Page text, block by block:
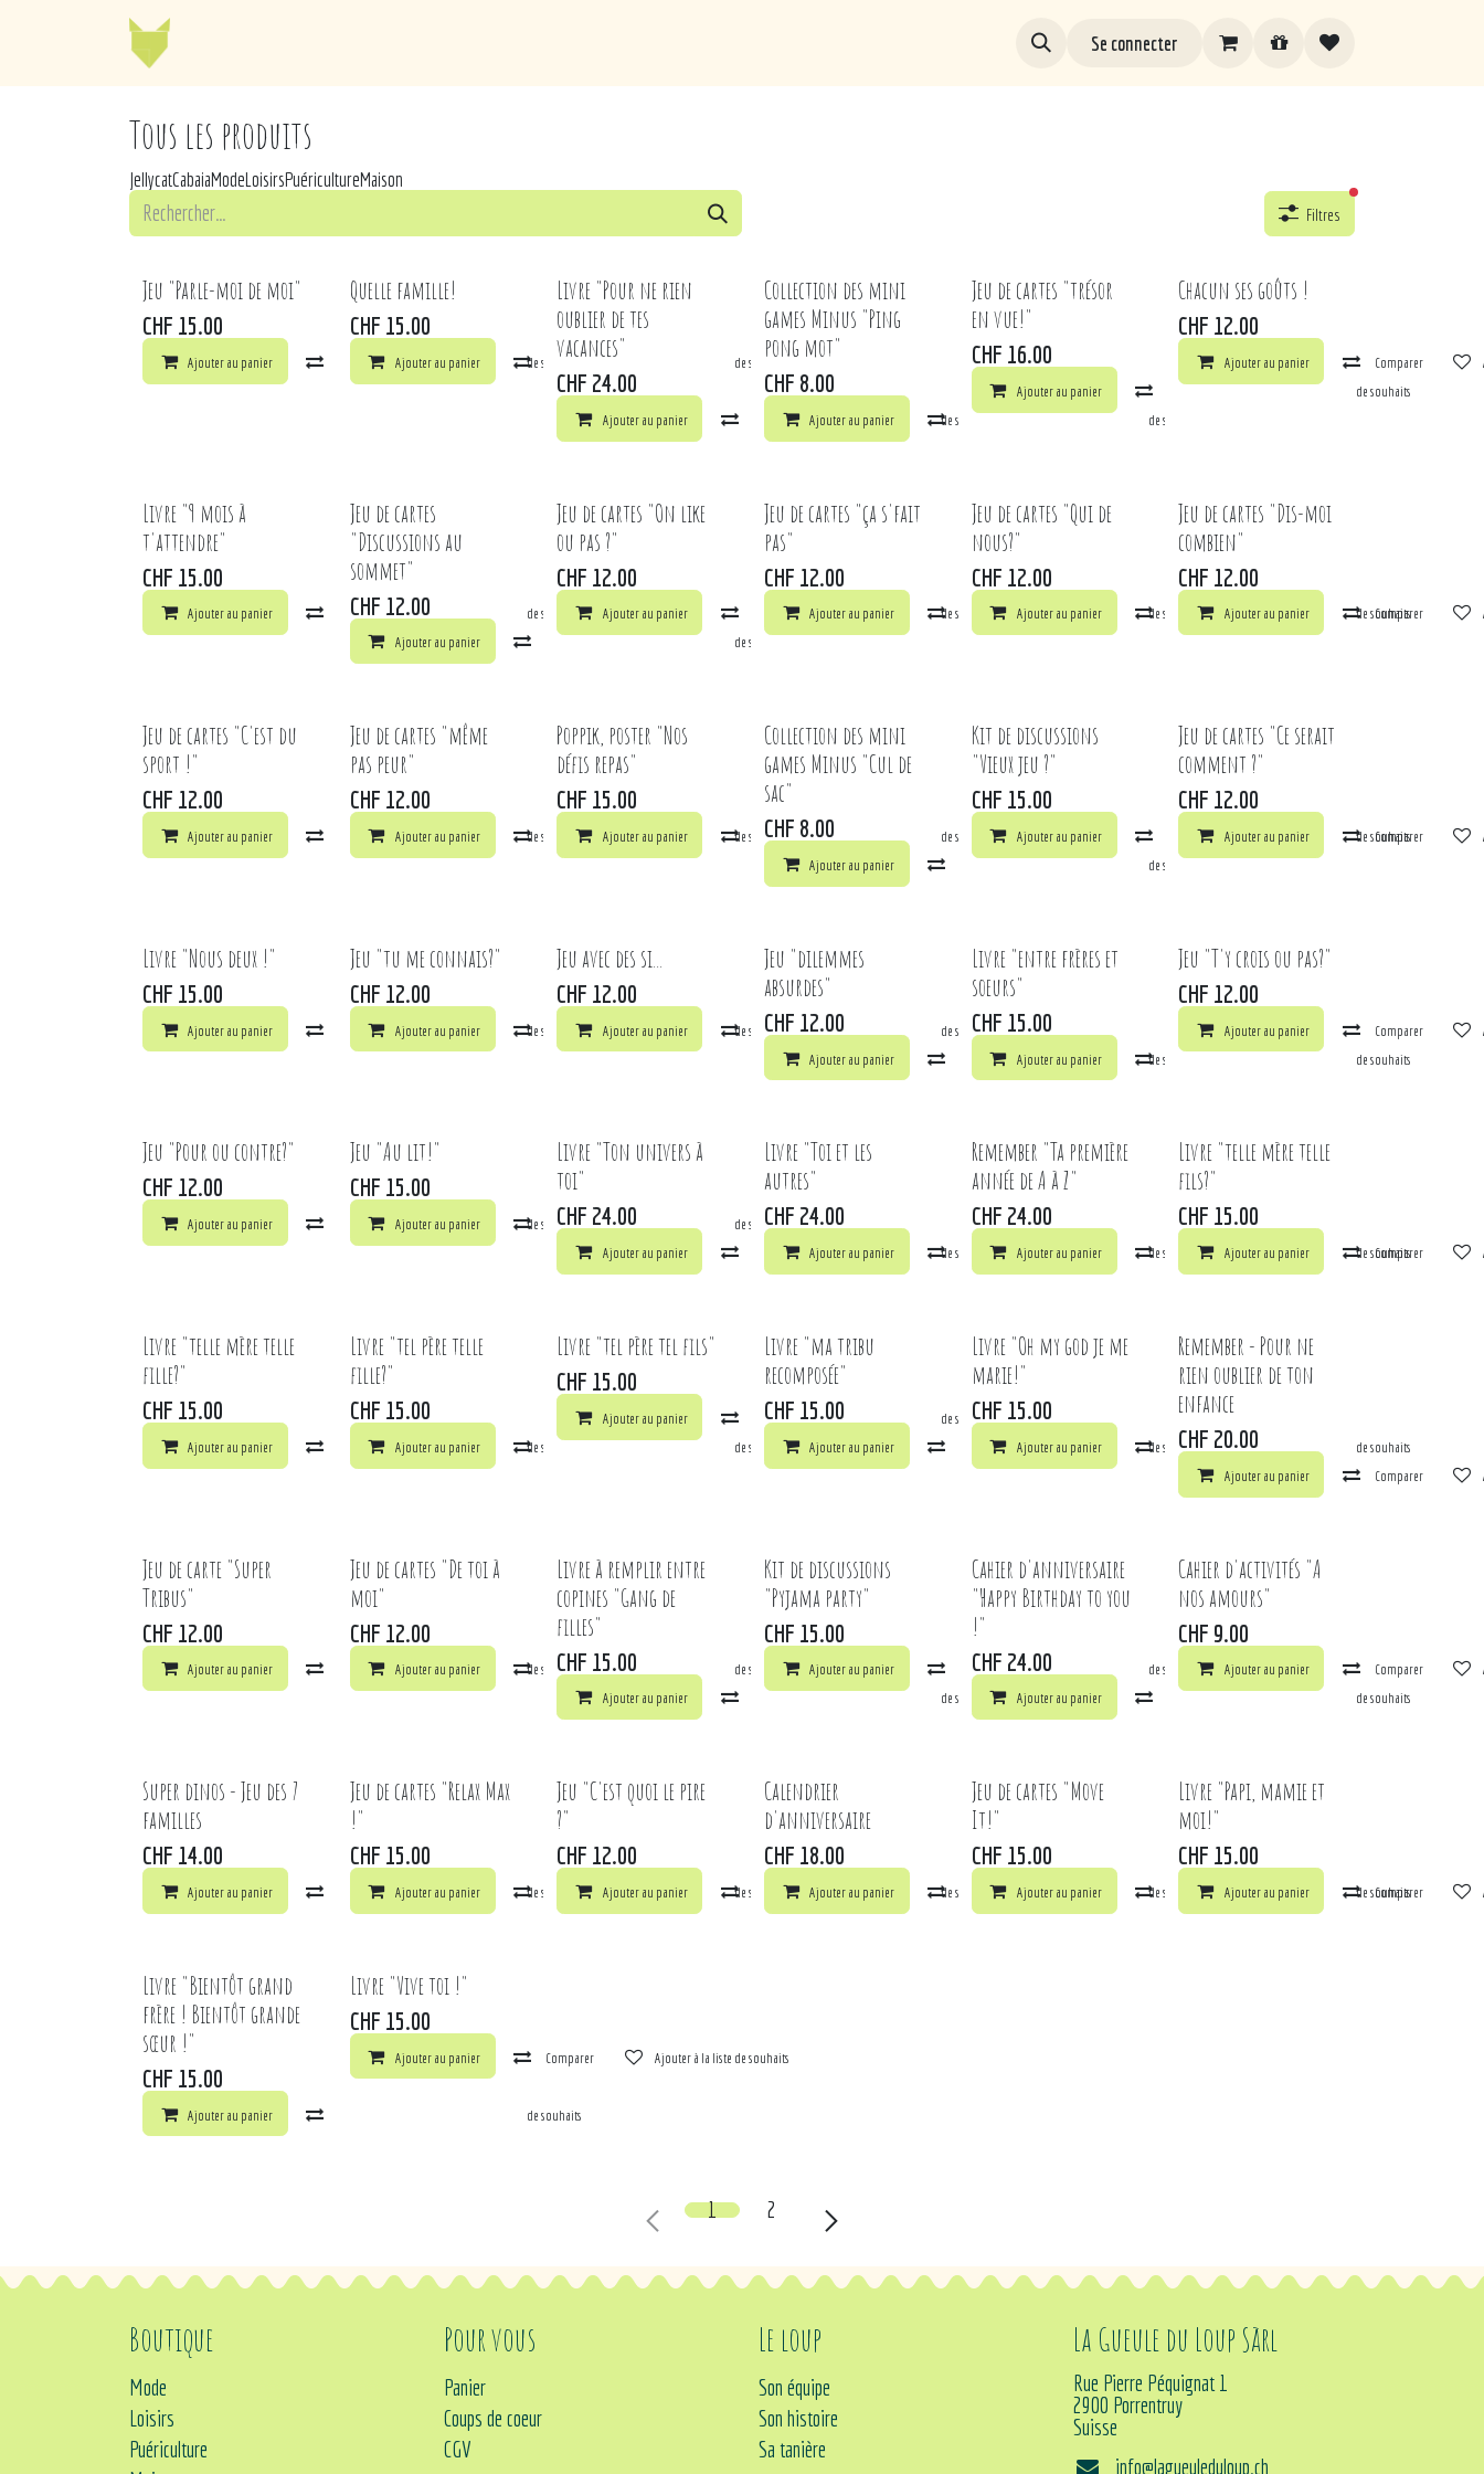
Se connecter
Tous les produits
JellycatCabaiaModeLoisirsPuéricultureMaison
Filtres
Jeu "Parle-moi de moi"
CHF 15.00
Ajouter au panier Comparer Ajouter à la liste de souhaits
Quelle famille!
CHF 15.00
Ajouter au panier Ajouter à la liste de souhaits
Livre "Pour ne rien
oublier de tes
vacances"
CHF 24.00
Ajouter au panier Comparer Ajouter à la liste de souhaits
Collection des mini
games Minus "Ping
pong mot"
CHF 8.00
Ajouter au panier Ajouter à la liste de souhaits
Jeu de cartes "trésor
en vue!"
CHF 16.00
Ajouter au panier Ajouter à la liste de souhaits
Chacun ses goûts !
CHF 12.00
Ajouter au panier Comparer
Livre "9 mois à
t'attendre"
CHF 15.00
Ajouter au panier Comparer Ajouter à la liste de souhaits
Jeu de cartes
"Discussions au
sommet"
CHF 12.00
Ajouter au panier Ajouter à la liste de souhaits
Jeu de cartes "On like
ou pas ?"
CHF 12.00
Ajouter au panier Comparer Ajouter à la liste de souhaits
Jeu de cartes "ça s'fait
pas"
CHF 12.00
Ajouter au panier Comparer Ajouter à la liste de souhaits
Jeu de cartes "Qui de
nous?"
CHF 12.00
Ajouter au panier Comparer Ajouter à la liste de souhaits
Jeu de cartes "Dis-moi
combien"
CHF 12.00
Ajouter au panier Comparer
Jeu de cartes "C'est du
sport !"
CHF 12.00
Ajouter au panier Comparer Ajouter à la liste de souhaits
Jeu de cartes "même
pas peur"
CHF 12.00
Ajouter au panier Comparer Ajouter à la liste de souhaits
Poppik, poster "Nos
défis repas"
CHF 15.00
Ajouter au panier Comparer Ajouter à la liste de souhaits
Collection des mini
games Minus "Cul de
sac"
CHF 8.00
Ajouter au panier Ajouter à la liste de souhaits
Kit de discussions
"Vieux jeu ?"
CHF 15.00
Ajouter au panier Comparer Ajouter à la liste de souhaits
Jeu de cartes "Ce serait
comment ?"
CHF 12.00
Ajouter au panier Comparer
Livre "Nous deux !"
CHF 15.00
Ajouter au panier Comparer Ajouter à la liste de souhaits
Jeu "tu me connais?"
CHF 12.00
Ajouter au panier Comparer Ajouter à la liste de souhaits
Jeu avec des si...
CHF 12.00
Ajouter au panier Comparer Ajouter à la liste de souhaits
Jeu "dilemmes
absurdes"
CHF 12.00
Ajouter au panier Comparer Ajouter à la liste de souhaits
Livre "entre frères et
soeurs"
CHF 15.00
Ajouter au panier Ajouter à la liste de souhaits
Jeu "T'y crois ou pas?"
CHF 12.00
Ajouter au panier Comparer
Jeu "Pour ou contre?"
CHF 12.00
Ajouter au panier Comparer Ajouter à la liste de souhaits
Jeu "Au lit!"
CHF 15.00
Ajouter au panier Comparer Ajouter à la liste de souhaits
Livre "Ton univers à
toi"
CHF 24.00
Ajouter au panier Comparer Ajouter à la liste de souhaits
Livre "Toi et les
autres"
CHF 24.00
Ajouter au panier Comparer Ajouter à la liste de souhaits
Remember "Ta première
année de A à Z"
CHF 24.00
Ajouter au panier Comparer Ajouter à la liste de souhaits
Livre "telle mère telle
fils?"
CHF 15.00
Ajouter au panier Comparer
Livre "telle mère telle
fille?"
CHF 15.00
Ajouter au panier Comparer Ajouter à la liste de souhaits
Livre "tel père telle
fille?"
CHF 15.00
Ajouter au panier Ajouter à la liste de souhaits
Livre "tel père tel fils"
CHF 15.00
Ajouter au panier Comparer Ajouter à la liste de souhaits
Livre "ma tribu
recomposée"
CHF 15.00
Ajouter au panier Comparer Ajouter à la liste de souhaits
Livre "Oh my god je me
marie!"
CHF 15.00
Ajouter au panier Comparer Ajouter à la liste de souhaits
Remember - Pour ne
rien oublier de ton
enfance
CHF 20.00
Ajouter au panier Comparer
Jeu de carte "Super
Tribus"
CHF 12.00
Ajouter au panier Comparer Ajouter à la liste de souhaits
Jeu de cartes "De toi à
moi"
CHF 12.00
Ajouter au panier Comparer Ajouter à la liste de souhaits
Livre à remplir entre
copines "Gang de
filles"
CHF 15.00
Ajouter au panier Ajouter à la liste de souhaits
Kit de discussions
"Pyjama party"
CHF 15.00
Ajouter au panier Comparer Ajouter à la liste de souhaits
Cahier d'anniversaire
"Happy Birthday to you
!"
CHF 24.00
Ajouter au panier Ajouter à la liste de souhaits
Cahier d'activités "A
nos amours"
CHF 9.00
Ajouter au panier Comparer
Super dinos - Jeu des 7
familles
CHF 14.00
Ajouter au panier Comparer Ajouter à la liste de souhaits
Jeu de cartes "Relax Max
!"
CHF 15.00
Ajouter au panier Comparer Ajouter à la liste de souhaits
Jeu "C'est quoi le pire
?"
CHF 12.00
Ajouter au panier Comparer Ajouter à la liste de souhaits
Calendrier
d'anniversaire
CHF 18.00
Ajouter au panier Comparer Ajouter à la liste de souhaits
Jeu de cartes "Move
It!"
CHF 15.00
Ajouter au panier Comparer Ajouter à la liste de souhaits
Livre "Papi, mamie et
moi!"
CHF 15.00
Ajouter au panier Comparer
Livre "Bientôt grand
frère ! Bientôt grande
sœur !"
CHF 15.00
Ajouter au panier Ajouter à la liste de souhaits
Livre "Vive toi !"
CHF 15.00
Ajouter au panier Comparer Ajouter à la liste de souhaits
1 2
Boutique
Mode
Loisirs
Puériculture
Pour vous
Panier
Coups de coeur
CGV
Le loup
Son équipe
Son histoire
Sa tanière
La Gueule du Loup Sàrl
Rue Pierre Péquignat 1
2900 Porrentruy
Suisse
info@lagueuleduloup.ch